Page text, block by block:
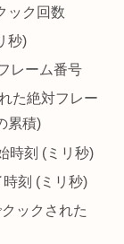
ック回数
秒)
レーム番号
た絶対フレー
累積)
時刻 (ミリ秒)
刻 (ミリ秒)
ックされた